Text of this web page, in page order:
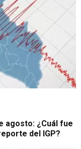
agosto: ¿Cuál fue
del IGP?